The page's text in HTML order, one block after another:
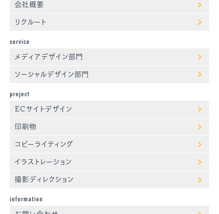
会社概要
リクルート
service
メディアデザイン部門
ソーシャルデザイン部門
project
ECサイトデザイン
印刷物
コピーライティング
イラストレーション
撮影ディレクション
information